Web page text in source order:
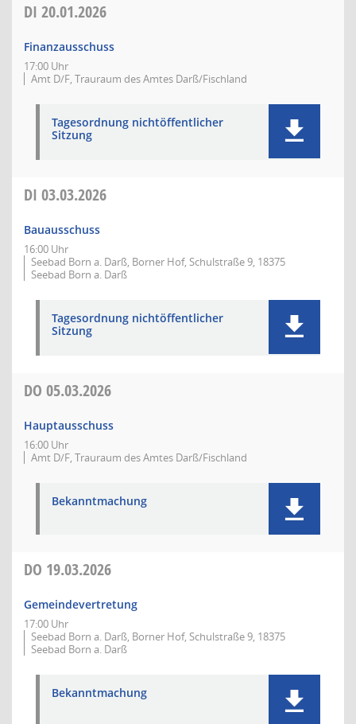
DI 20.01.2026
Finanzausschuss
17:00 Uhr
Amt D/F, Trauraum des Amtes Darß/Fischland
Tagesordnung nichtöffentlicher
Sitzung
DI 03.03.2026
Bauausschuss
16:00 Uhr
Seebad Born a. Darß, Borner Hof, Schulstraße 9, 18375
Seebad Born a. Darß
Tagesordnung nichtöffentlicher
Sitzung
DO 05.03.2026
Hauptausschuss
16:00 Uhr
Amt D/F, Trauraum des Amtes Darß/Fischland
Bekanntmachung
DO 19.03.2026
Gemeindevertretung
17:00 Uhr
Seebad Born a. Darß, Borner Hof, Schulstraße 9, 18375
Seebad Born a. Darß
Bekanntmachung